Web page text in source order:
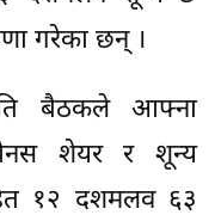
गरेका छन् ।
बैठकले आफ्ना
शेयर र शून्य
१२ दशमलव ६३